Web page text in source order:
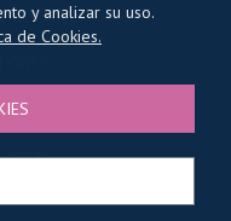
COOKIES
QUIENES SOMOS
BLOG
y analizar su uso.
de Cookies.